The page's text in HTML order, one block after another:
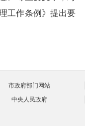
工作条例》 提出要
市政府部门网站
中央人民政府